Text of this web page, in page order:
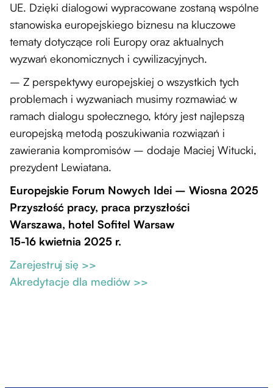
UE. Dzięki dialogowi wypracowane zostaną wspólne
stanowiska europejskiego biznesu na kluczowe
tematy dotyczące roli Europy oraz aktualnych
wyzwań ekonomicznych i cywilizacyjnych.
– Z perspektywy europejskiej o wszystkich tych
problemach i wyzwaniach musimy rozmawiać w
ramach dialogu społecznego, który jest najlepszą
europejską metodą poszukiwania rozwiązań i
zawierania kompromisów – dodaje Maciej Witucki,
prezydent Lewiatana.
Europejskie Forum Nowych Idei – Wiosna 2025
Przyszłość pracy, praca przyszłości
Warszawa, hotel Sofitel Warsaw
15-16 kwietnia 2025 r.
Zarejestruj się >>
Akredytacje dla mediów >>